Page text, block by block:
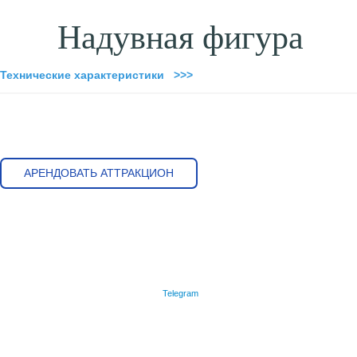
Надувная фигура
Технические характеристики >>>
АРЕНДОВАТЬ АТТРАКЦИОН
Telegram